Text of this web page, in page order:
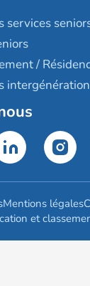
services
/
Mentions légales
et